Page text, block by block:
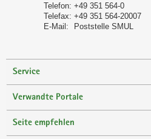
Telefon: +49 351 564-0
Telefax: +49 351 564-20007
E-Mail:
Poststelle SMUL
Service
Verwandte Portale
Seite empfehlen